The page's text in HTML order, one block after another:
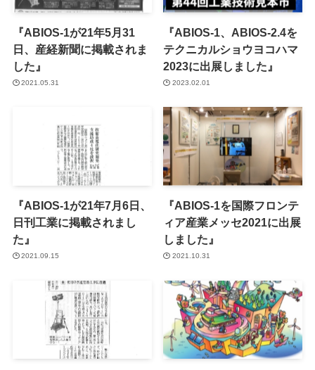
『ABIOS-1が21年5月31
日、産経新聞に掲載されま
した』
2021.05.31
『ABIOS-1、ABIOS-2.4を
テクニカルショウヨコハマ
2023に出展しました』
2023.02.01
『ABIOS-1が21年7月6日、
日刊工業に掲載されまし
た』
2021.09.15
『ABIOS-1を国際フロンテ
ィア産業メッセ2021に出展
しました』
2021.10.31